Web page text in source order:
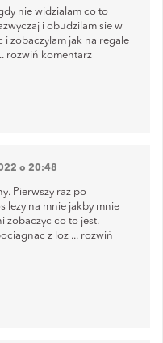
nie widzialam co to
i obudzilam sie w
i zobaczylam jak na regale
rozwiń komentarz
o 20:48
Pierwszy raz po
lezy na mnie jakby mnie
zobaczyc co to jest.
z loz ... rozwiń